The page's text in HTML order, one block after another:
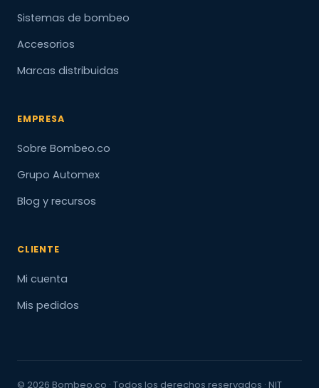
Sistemas de bombeo
Accesorios
Marcas distribuidas
EMPRESA
Sobre Bombeo.co
Grupo Automex
Blog y recursos
CLIENTE
Mi cuenta
Mis pedidos
© 2026 Bombeo.co · Todos los derechos reservados · NIT